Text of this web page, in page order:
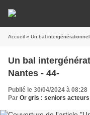
Accueil » Un bal
Un bal
Nantes - 44-
Publié le 30/04/2024 à 08:28
Par Or gris : seniors acteurs